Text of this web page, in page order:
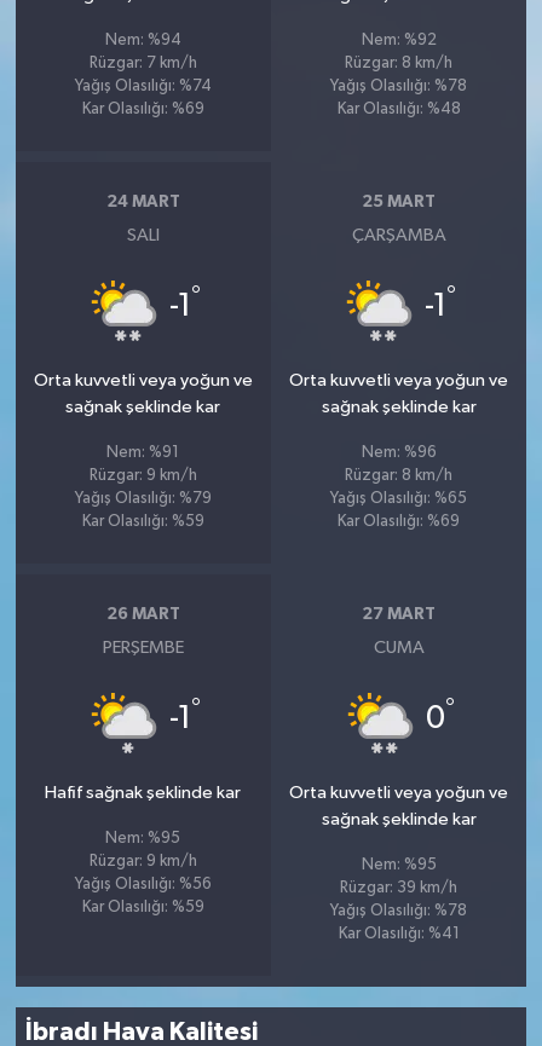
Nem: %94
Rüzgar: 7 km/h
Yağış Olasılığı: %74
Kar Olasılığı: %69
Nem: %92
Rüzgar: 8 km/h
Yağış Olasılığı: %78
Kar Olasılığı: %48
24 MART
SALI
-1 °
Orta kuvvetli veya yoğun ve
sağnak şeklinde kar
Nem: %91
Rüzgar: 9 km/h
Yağış Olasılığı: %79
Kar Olasılığı: %59
25 MART
ÇARŞAMBA
-1 °
Orta kuvvetli veya yoğun ve
sağnak şeklinde kar
Nem: %96
Rüzgar: 8 km/h
Yağış Olasılığı: %65
Kar Olasılığı: %69
26 MART
PERŞEMBE
-1 °
Hafif sağnak şeklinde kar
Nem: %95
Rüzgar: 9 km/h
Yağış Olasılığı: %56
Kar Olasılığı: %59
27 MART
CUMA
0°
Orta kuvvetli veya yoğun ve
sağnak şeklinde kar
Nem: %95
Rüzgar: 39 km/h
Yağış Olasılığı: %78
Kar Olasılığı: %41
İbradı Hava Kalitesi